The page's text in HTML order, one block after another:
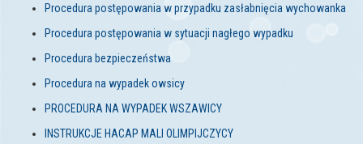
Procedura postępowania w przypadku zasłabnięcia wychowanka
Procedura postępowania w sytuacji nagłego wypadku
Procedura bezpieczeństwa
Procedura na wypadek owsicy
PROCEDURA NA WYPADEK WSZAWICY
INSTRUKCJE HACAP MALI OLIMPIJCZYCY